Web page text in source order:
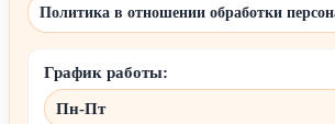
Политика в отношении обработки
График работы:
Пн-Пт